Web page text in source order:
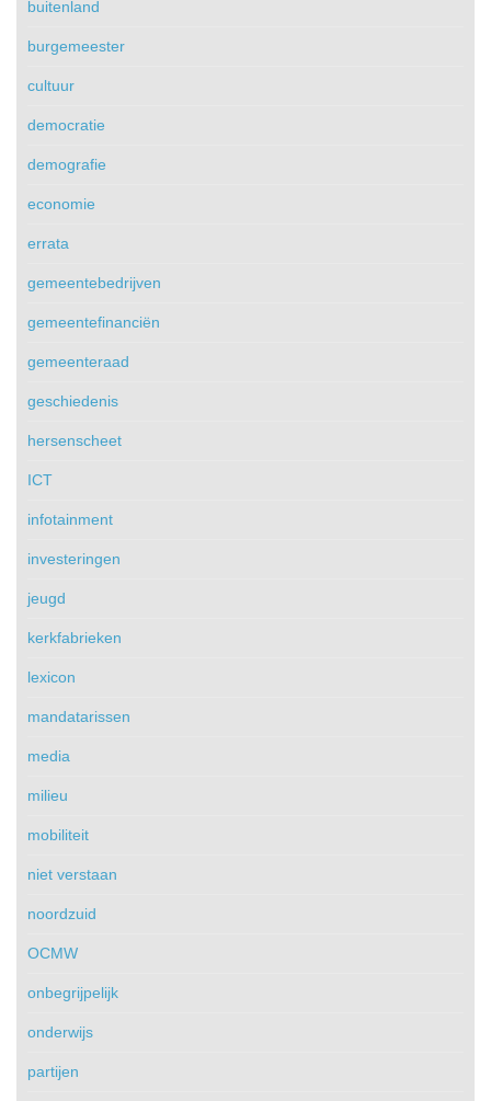
buitenland
burgemeester
cultuur
democratie
demografie
economie
errata
gemeentebedrijven
gemeentefinanciën
gemeenteraad
geschiedenis
hersenscheet
ICT
infotainment
investeringen
jeugd
kerkfabrieken
lexicon
mandatarissen
media
milieu
mobiliteit
niet verstaan
noordzuid
OCMW
onbegrijpelijk
onderwijs
partijen